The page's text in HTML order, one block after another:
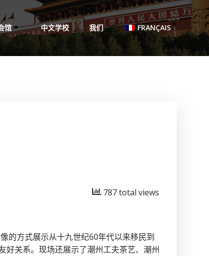
馆 中文学校 我们 FRANÇAIS
787 total views
的方式展示从十九世纪60年代以来移民到
好关系。现场还展示了潮州工夫茶艺、潮州